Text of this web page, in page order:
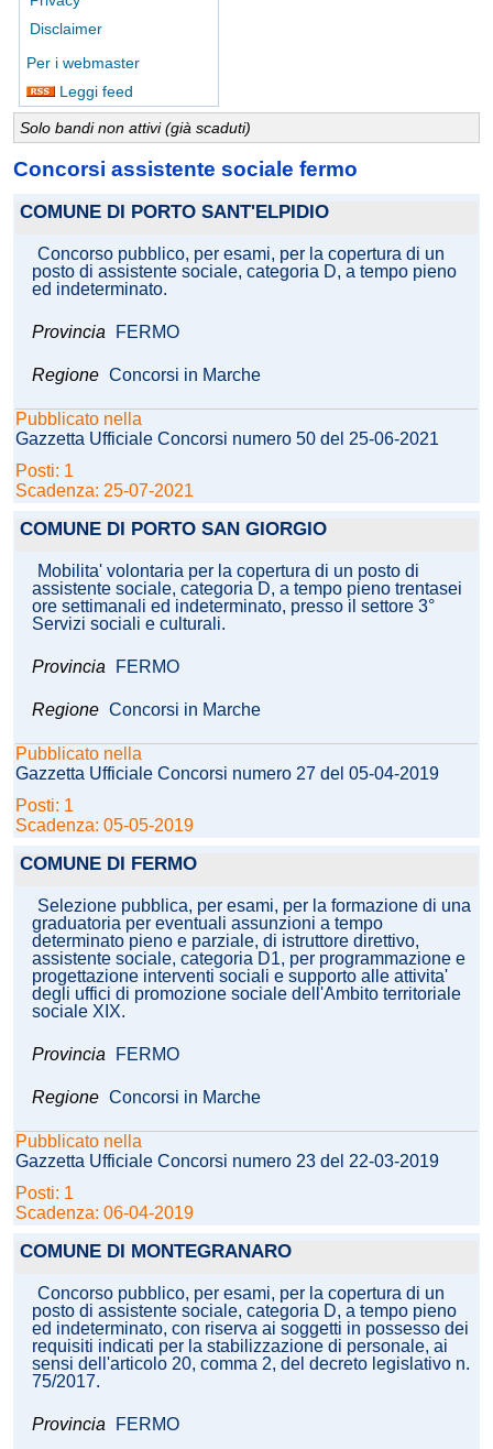
Disclaimer
Per i webmaster
Leggi feed
Solo bandi non attivi (già scaduti)
Concorsi assistente sociale fermo
COMUNE DI PORTO SANT'ELPIDIO
Concorso pubblico, per esami, per la copertura di un
posto di assistente sociale, categoria D, a tempo pieno
ed indeterminato.
Provincia FERMO
Regione Concorsi in Marche
Pubblicato nella
Gazzetta Ufficiale Concorsi numero 50 del 25-06-2021
Posti: 1
Scadenza: 25-07-2021
COMUNE DI PORTO SAN GIORGIO
Mobilita' volontaria per la copertura di un posto di
assistente sociale, categoria D, a tempo pieno trentasei
ore settimanali ed indeterminato, presso il settore 3°
Servizi sociali e culturali.
Provincia FERMO
Regione Concorsi in Marche
Pubblicato nella
Gazzetta Ufficiale Concorsi numero 27 del 05-04-2019
Posti: 1
Scadenza: 05-05-2019
COMUNE DI FERMO
Selezione pubblica, per esami, per la formazione di una
graduatoria per eventuali assunzioni a tempo
determinato pieno e parziale, di istruttore direttivo,
assistente sociale, categoria D1, per programmazione e
progettazione interventi sociali e supporto alle attivita'
degli uffici di promozione sociale dell'Ambito territoriale
sociale XIX.
Provincia FERMO
Regione Concorsi in Marche
Pubblicato nella
Gazzetta Ufficiale Concorsi numero 23 del 22-03-2019
Posti: 1
Scadenza: 06-04-2019
COMUNE DI MONTEGRANARO
Concorso pubblico, per esami, per la copertura di un
posto di assistente sociale, categoria D, a tempo pieno
ed indeterminato, con riserva ai soggetti in possesso dei
requisiti indicati per la stabilizzazione di personale, ai
sensi dell'articolo 20, comma 2, del decreto legislativo n.
75/2017.
Provincia FERMO